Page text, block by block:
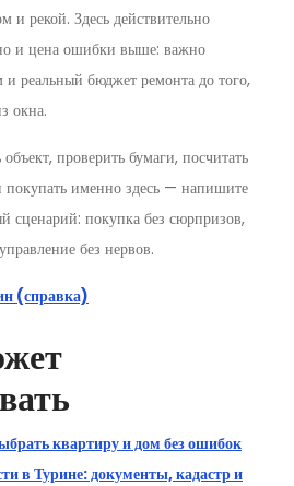
и рекой. Здесь действительно
и цена ошибки выше: важно
и реальный бюджет ремонта до того,
окна.
проверить бумаги, посчитать
покупать именно здесь — напишите
сценарий: покупка без сюрпризов,
без нервов.
(справка)
квартиру и дом без ошибок
в Турине: документы, кадастр и